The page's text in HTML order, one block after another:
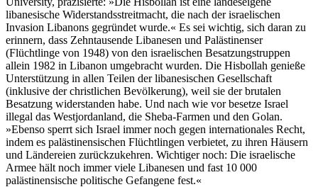
libanesische Widerstandsstreitmacht, die nach der israelischen
Invasion Libanons gegründet wurde.« Es sei wichtig, sich daran zu
erinnern, dass Zehntausende Libanesen und Palästinenser
(Flüchtlinge von 1948) von den israelischen Besatzungstruppen
allein 1982 in Libanon umgebracht wurden. Die Hisbollah genieße
Unterstützung in allen Teilen der libanesischen Gesellschaft
(inklusive der christlichen Bevölkerung), weil sie der brutalen
Besatzung widerstanden habe. Und nach wie vor besetze Israel
illegal das Westjordanland, die Sheba-Farmen und den Golan.
»Ebenso sperrt sich Israel immer noch gegen internationales Recht,
indem es palästinensischen Flüchtlingen verbietet, zu ihren Häusern
und Ländereien zurückzukehren. Wichtiger noch: Die israelische
Armee hält noch immer viele Libanesen und fast 10 000
palästinensische politische Gefangene fest.«